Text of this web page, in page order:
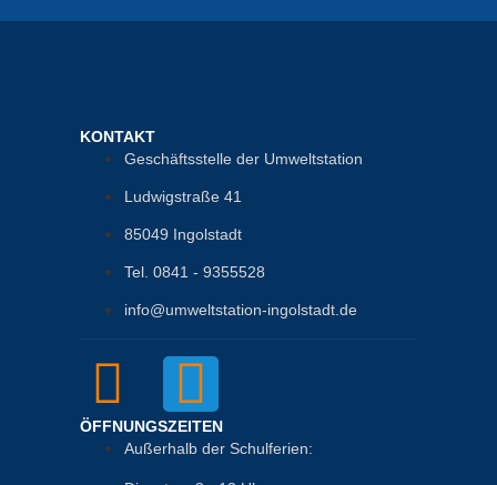
KONTAKT
Geschäftsstelle der Umweltstation
Ludwigstraße 41
85049 Ingolstadt
Tel. 0841 - 9355528
info@umweltstation-ingolstadt.de
ÖFFNUNGSZEITEN
Außerhalb der Schulferien: